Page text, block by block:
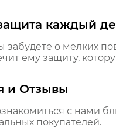
каждый
забудете о мелких
ему защиту,
и Отзывы
с нами
покупателей.